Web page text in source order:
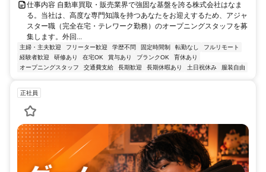
仕事内容 自動車買取・販売業界で強固な基盤を誇る株式会社はなま
る。当社は、高度な専門知識を持つあなたをお迎えするため、アジャ
スター職（完全在宅・テレワーク勤務）のオープニングスタッフを募
集します。外回...
主婦・主夫歓迎 フリーター歓迎 学歴不問 固定時間制 転勤なし
フルリモート
経験者歓迎
研修あり 在宅OK 賞与あり ブランクOK
育休あり
オープニングスタッフ
交通費支給 長期歓迎 長期休暇あり 土日祝休み 服装自由
正社員